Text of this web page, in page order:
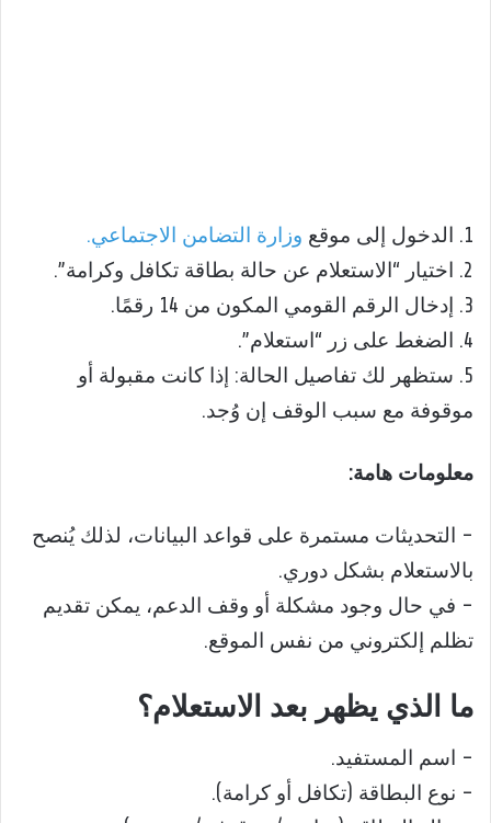
1. الدخول إلى موقع
وزارة التضامن الاجتماعي.
2. اختيار “الاستعلام عن حالة بطاقة تكافل وكرامة”.
3. إدخال الرقم القومي المكون من 14 رقمًا.
4. الضغط على زر “استعلام”.
5. ستظهر لك تفاصيل الحالة: إذا كانت مقبولة أو
موقوفة مع سبب الوقف إن وُجد.
معلومات هامة:
– التحديثات مستمرة على قواعد البيانات، لذلك يُنصح
بالاستعلام بشكل دوري.
– في حال وجود مشكلة أو وقف الدعم، يمكن تقديم
تظلم إلكتروني من نفس الموقع.
ما الذي يظهر بعد الاستعلام؟
– اسم المستفيد.
– نوع البطاقة (تكافل أو كرامة).